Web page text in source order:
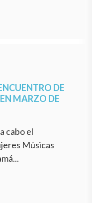
DE
MARZO DE
cabo el
Músicas